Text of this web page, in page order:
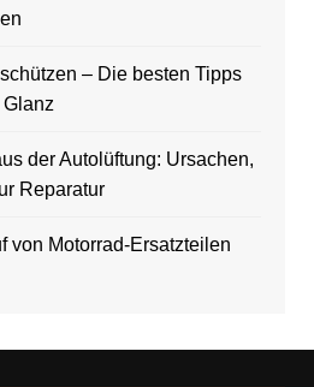
– Die besten Tipps
der Autolüftung: Ursachen,
Reparatur
von Motorrad-Ersatzteilen